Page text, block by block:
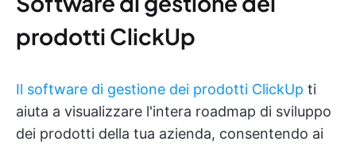
prodotti ClickUp
Il software di gestione dei prodotti ClickUp ti
aiuta a visualizzare l'intera roadmap di sviluppo
dei prodotti della tua azienda, consentendo ai